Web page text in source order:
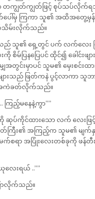
မှာ တကျွတ်ကျွတ်ဖြင့် စုပ်သပ်လို
ေါ်မှ ကြကာ သူ၏ အထိအတွေ့မှန်
သိမ်းလိုက်သည်။
သည် သူ၏ ရှေ့တွင် ပက် လက်လေး ဖ
ပြနပြေပင် ထိုင်၍ ခေါင်းဖျား
အတွင်းမှာပင် သူမ၏ မှေးစင်းထာ
များသည် ဖြတ်ကနဲ ပွင့်လာကာ သူ
အကဲခတ်လိုက်သည်။
ကြည့်မနေနဲ့ကွာ””
ဆုပ်ကိုင်ထားသော လက် လေးဖ
တ်ကြီး၏ အကြည့်က သူမ၏ မျက်
က်စရာ အပြုံးလေးတစ်ခုကို ဖန်တီ
ေးရယ် ..””
ောလိုက်သည်။